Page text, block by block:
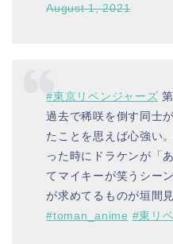
August 1, 2021
#東京リベンジャーズ
過去で稀咲を倒す同士
たことを思えば心強い
った時にドラケンが「
てマイキーが笑うシー
が求めてるものが垣間
#toman_anime #東リベ